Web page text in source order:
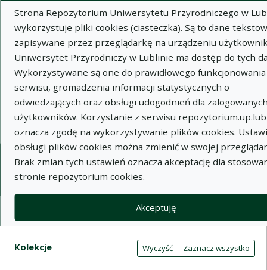
Strona Repozytorium Uniwersytetu Przyrodniczego w
wykorzystuje pliki cookies (ciasteczka). Są to dane
zapisywane przez przeglądarkę na urządzeniu
Uniwersytet Przyrodniczy w Lublinie ma dostęp do tych
Wykorzystywane są one do prawidłowego funkcjonowania
serwisu, gromadzenia informacji statystycznych o
odwiedzających oraz obsługi udogodnień dla
użytkowników. Korzystanie z serwisu
oznacza zgodę na wykorzystywanie plików cookies.
obsługi plików cookies można zmienić w swojej
Brak zmian tych ustawień oznacza akceptację dla
stronie repozytorium cookies.
Akceptuję
Wyszukaj
Repozytorium Uniwersytetu
Przyrodniczego w Lublinie
Tabela wyników wyszukiwania
Filtry wyszukiwania (automatyczne
Akcje na kolekcjach Wyczyść Zaznacz wszystko
Kolekcje (automatyczne przeładowanie treści)